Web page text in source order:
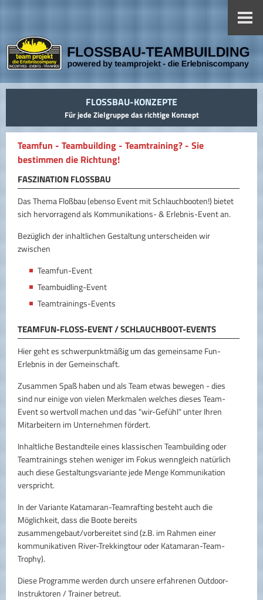
FLOSSBAU-KONZEPTE
Für jede Zielgruppe das richtige Konzept
Teamfun - Teambuilding - Teamtraining? - Sie
bestimmen die Richtung!
FASZINATION FLOSSBAU
Das Thema Floßbau (ebenso Event mit Schlauchbooten!) bietet
sich hervorragend als Kommunikations- & Erlebnis-Event an.
Bezüglich der inhaltlichen Gestaltung unterscheiden wir
zwischen
Teamfun-Event
Teambuidling-Event
Teamtrainings-Events
TEAMFUN-FLOSS-EVENT / SCHLAUCHBOOT-EVENTS
Hier geht es schwerpunktmäßig um das gemeinsame Fun-
Erlebnis in der Gemeinschaft.
Zusammen Spaß haben und als Team etwas bewegen - dies
sind nur einige von vielen Merkmalen welches dieses Team-
Event so wertvoll machen und das "wir-Gefühl" unter Ihren
Mitarbeitern im Unternehmen fördert.
Inhaltliche Bestandteile eines klassischen Teambuilding oder
Teamtrainings stehen weniger im Fokus wenngleich natürlich
auch diese Gestaltungsvariante jede Menge Kommunikation
verspricht.
In der Variante Katamaran-Teamrafting besteht auch die
Möglichkeit, dass die Boote bereits
zusammengebaut/vorbereitet sind (z.B. im Rahmen einer
kommunikativen River-Trekkingtour oder Katamaran-Team-
Trophy).
Diese Programme werden durch unsere erfahrenen Outdoor-
Instruktoren / Trainer betreut.